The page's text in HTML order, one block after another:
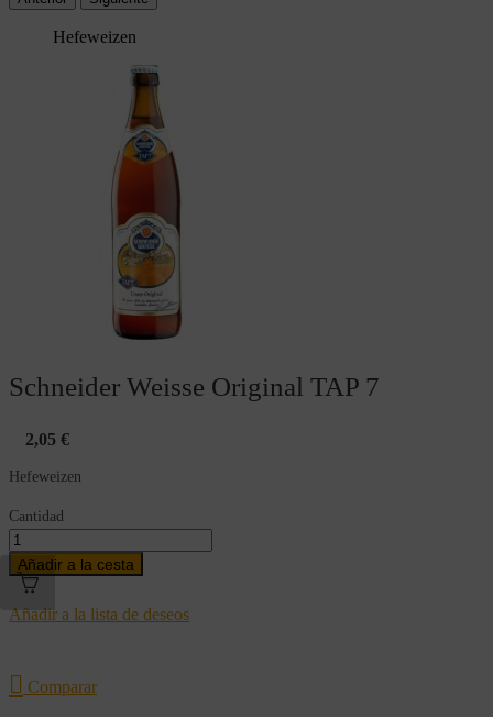
Hefeweizen
Schneider Weisse Original TAP 7
2,05 €
Hefeweizen
Cantidad
Añadir a la cesta
Añadir a la lista de deseos
 Comparar